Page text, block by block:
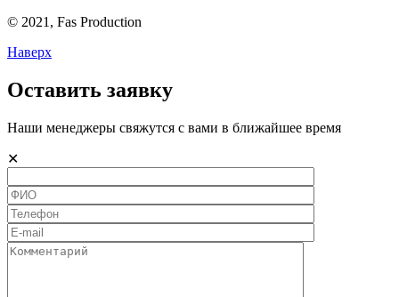
© 2021, Fas Production
Наверх
Оставить заявку
Наши менеджеры свяжутся с вами в ближайшее время
✕